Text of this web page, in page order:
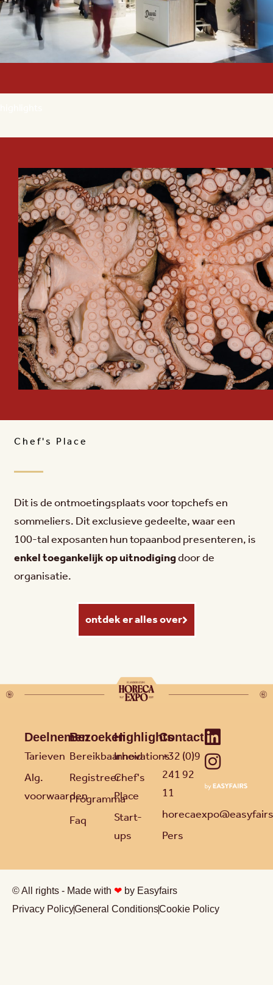
Chef's Place
Dit is de ontmoetingsplaats voor topchefs en
sommeliers. Dit exclusieve gedeelte, waar een
100-tal exposanten hun topaanbod presenteren, is
enkel toegankelijk op uitnodigingdoor de
organisatie.
ontdek er alles over
Deelnemen
Tarieven
Alg.
voorwaarden
Bezoeken
Bereikbaarheid
Registreer
Programma
Faq
Highlights
Innovations
Chef's
Place
Start-
ups
Contact
+32 (0)9
241 92
11
Pers
© All rights - Made with ❤ by Easyfairs
Privacy PolicyGeneral ConditionsCookie Policy